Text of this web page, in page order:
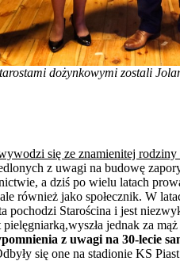
dożynkowymi zostali
się ze znamienitej
z uwagi na budowę
a dziś po wielu latach
również jako społecznik. W
pochodzi Starościna i jest
jednak za
z uwagi na 30-lecie
się one na stadionie KS